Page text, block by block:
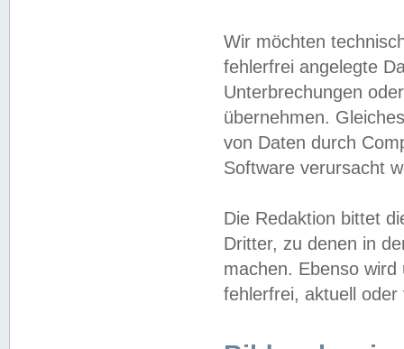
Wir möchten
fehlerfrei angelegte
Unterbrechungen
übernehmen.
von Daten durch
Software verursacht
Die Redaktion bittet
Dritter, zu denen in
machen. Ebenso
fehlerfrei, aktuell oder